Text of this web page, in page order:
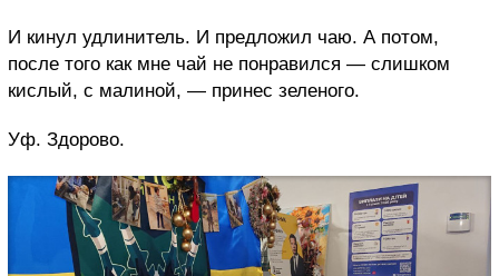
И кинул удлинитель. И предложил чаю. А потом,
после того как мне чай не понравился — слишком
кислый, с малиной, — принес зеленого.
Уф. Здорово.